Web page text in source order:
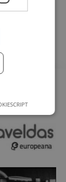
skirta